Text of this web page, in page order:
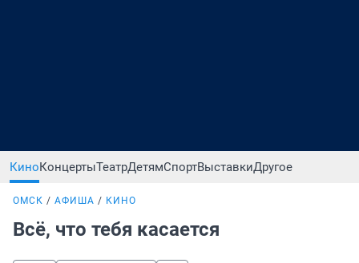
КиноКонцертыТеатрДетямСпортВыставкиДругое
ОМСК АФИША КИНО
Всё, что тебя касается